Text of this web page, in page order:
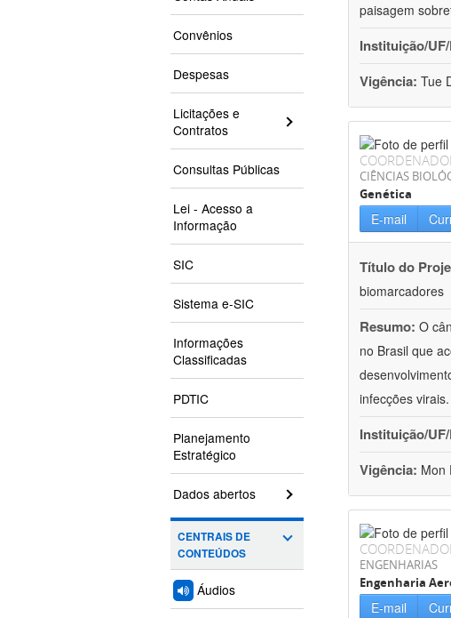
Convênios
Despesas
Licitações e
Contratos
Consultas Públicas
Lei - Acesso a
Informação
SIC
Sistema e-SIC
Informações
Classificadas
PDTIC
Planejamento
Estratégico
Dados abertos
CENTRAIS DE
CONTEÚDOS
Áudios
paisagem
Instituição/
Vigência: Tue
CIÊNCIAS
Genética
E-mail
Título do
biomarcadores
Resumo: O
no Brasil que
infecções
Instituição/
Vigência: Mon
ENGENHARIAS
Engenharia
E-mail